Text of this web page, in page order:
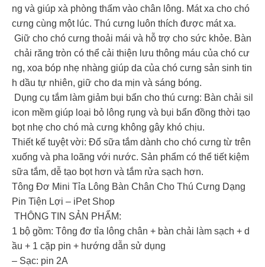
ng và giúp xà phòng thấm vào chân lông. Mát xa cho chó
cưng cùng một lúc. Thú cưng luôn thích được mát xa.
Giữ cho chó cưng thoải mái và hỗ trợ cho sức khỏe. Bàn
chải răng tròn có thể cải thiện lưu thông máu của chó cư
ng, xoa bóp nhẹ nhàng giúp da của chó cưng sản sinh tin
h dầu tự nhiên, giữ cho da mịn và sáng bóng.
Dụng cụ tắm làm giảm bụi bẩn cho thú cưng: Bàn chải sil
icon mềm giúp loại bỏ lông rụng và bụi bẩn đồng thời tạo
bọt nhẹ cho chó mà cưng không gây khó chịu.
Thiết kế tuyệt vời: Đổ sữa tắm dành cho chó cưng từ trên
xuống và pha loãng với nước. Sản phẩm có thể tiết kiệm
sữa tắm, dễ tạo bọt hơn và tắm rửa sạch hơn.
Tông Đơ Mini Tỉa Lông Bàn Chân Cho Thú Cưng Dạng
Pin Tiện Lợi – iPet Shop
THÔNG TIN SẢN PHẨM:
1 bộ gồm: Tông đơ tỉa lông chân + bàn chải làm sạch + d
ầu + 1 cặp pin + hướng dẫn sử dụng
– Sạc: pin 2A